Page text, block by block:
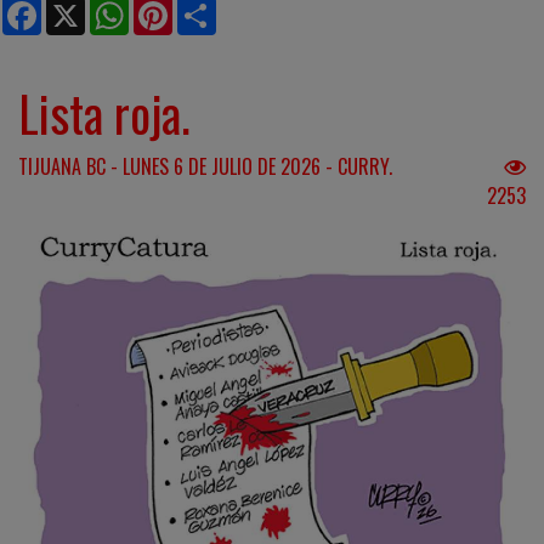
Facebook
X WhatsAppPinterest
Lista roja.
TIJUANA BC - LUNES 6 DE JULIO DE 2026 - CURRY.
2253